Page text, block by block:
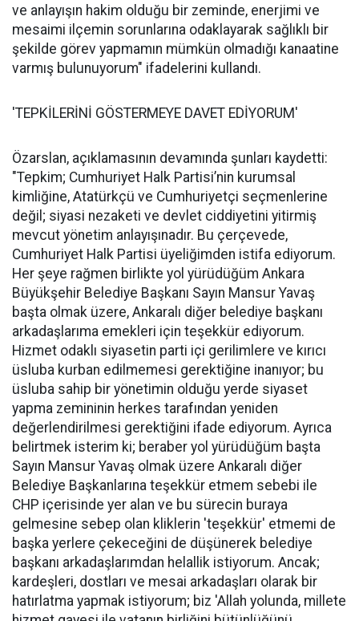
ve anlayışın hakim olduğu bir zeminde, enerjimi ve
mesaimi ilçemin sorunlarına odaklayarak sağlıklı bir
şekilde görev yapmamın mümkün olmadığı kanaatine
varmış bulunuyorum" ifadelerini kullandı.
'TEPKİLERİNİ GÖSTERMEYE DAVET EDİYORUM'
Özarslan, açıklamasının devamında şunları kaydetti:
"Tepkim; Cumhuriyet Halk Partisi’nin kurumsal
kimliğine, Atatürkçü ve Cumhuriyetçi seçmenlerine
değil; siyasi nezaketi ve devlet ciddiyetini yitirmiş
mevcut yönetim anlayışınadır. Bu çerçevede,
Cumhuriyet Halk Partisi üyeliğimden istifa ediyorum.
Her şeye rağmen birlikte yol yürüdüğüm Ankara
Büyükşehir Belediye Başkanı Sayın Mansur Yavaş
başta olmak üzere, Ankaralı diğer belediye başkanı
arkadaşlarıma emekleri için teşekkür ediyorum.
Hizmet odaklı siyasetin parti içi gerilimlere ve kırıcı
üsluba kurban edilmemesi gerektiğine inanıyor; bu
üsluba sahip bir yönetimin olduğu yerde siyaset
yapma zemininin herkes tarafından yeniden
değerlendirilmesi gerektiğini ifade ediyorum. Ayrıca
belirtmek isterim ki; beraber yol yürüdüğüm başta
Sayın Mansur Yavaş olmak üzere Ankaralı diğer
Belediye Başkanlarına teşekkür etmem sebebi ile
CHP içerisinde yer alan ve bu sürecin buraya
gelmesine sebep olan kliklerin 'teşekkür' etmemi de
başka yerlere çekeceğini de düşünerek belediye
başkanı arkadaşlarımdan helallik istiyorum. Ancak;
kardeşleri, dostları ve mesai arkadaşları olarak bir
hatırlatma yapmak istiyorum; biz 'Allah yolunda, millete